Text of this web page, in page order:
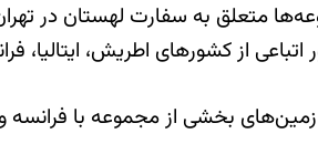
متعلق به سفارت لهستان در
از کشورهای اطریش،
بخشی از مجموعه با فرانسه